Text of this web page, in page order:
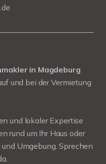
in Magdeburg
und bei der Vermietung
und lokaler Expertise
rund um Ihr Haus oder
Umgebung. Sprechen